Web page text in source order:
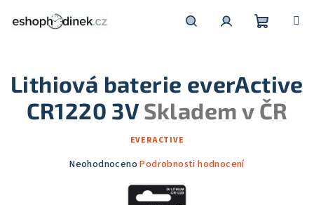
košík
Lithiová baterie everActive
CR1220 3V Skladem v ČR
EVERACTIVE
Průměrné
Neohodnoceno Podrobnosti hodnocení